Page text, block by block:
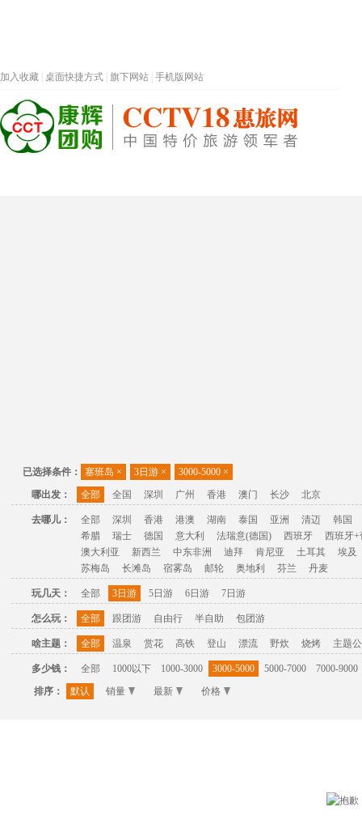
加入收藏 桌面快捷方式 旗下网站 手机版网站
已选择条件： 塞班岛 × 3日游 × 3000-5000 ×
哪出发：
全部 全国 深圳 广州 香港 澳门 长沙 北京
去哪儿： 全部 深圳 香港 港澳 湖南 泰国 亚洲 清迈
韩国
希腊
瑞士 德国 意大利 法瑞意(德国) 西班牙
西班牙+
澳大利亚
新西兰 中东非洲 迪拜 肯尼亚 土耳其
埃及
苏梅岛
长滩岛 宿雾岛 邮轮 奥地利 芬兰 丹麦
玩几天： 全部 3日游 5日游 6日游 7日游
怎么玩： 全部 跟团游 自由行 半自助 包团游
啥主题： 全部 温泉 赏花 高铁 登山 漂流 野炊 烧烤 主题
多少钱： 全部 1000以下 1000-3000 3000-5000 5000-7000
7000-9000
排序：
默认 销量 最新 价格